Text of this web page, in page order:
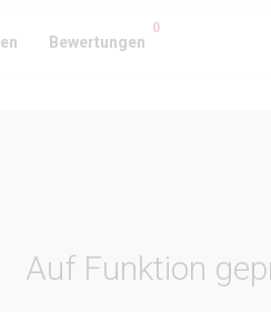
Bewertungen
0
Auf Funktion